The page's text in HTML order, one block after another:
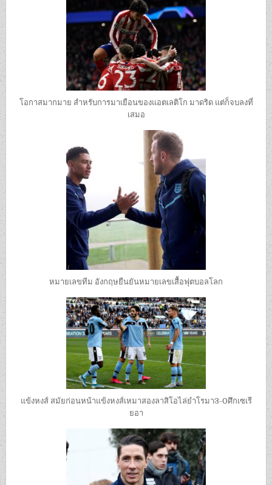
โอกาสมากมาย สำหรับการมาเยือนของแอตเลติโก มาดริด แต่ก็จบลงที่
เสมอ
หมายเลขทีม อังกฤษยืนยันหมายเลขเสื้อฟุตบอลโลก
แข้งหงส์ สมัยก่อนหน้าแข้งหงส์เหมาสองลาสิโอไล่ยำโรมา3-0ศึกเซเรี
ยอา